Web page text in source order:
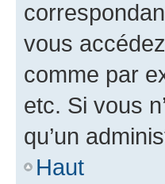
vous
comme par
etc. Si vous
qu’un
Haut